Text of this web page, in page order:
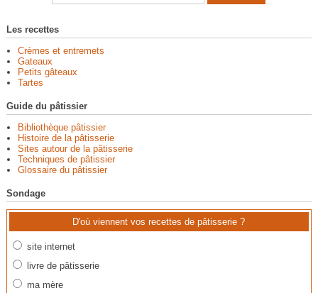
Les recettes
Crèmes et entremets
Gateaux
Petits gâteaux
Tartes
Guide du pâtissier
Bibliothèque pâtissier
Histoire de la pâtisserie
Sites autour de la pâtisserie
Techniques de pâtissier
Glossaire du pâtissier
Sondage
D'où viennent vos recettes de pâtisserie ?
site internet
livre de pâtisserie
ma mère